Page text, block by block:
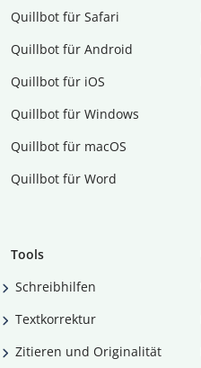
Quillbot für Safari
Quillbot für Android
Quillbot für iOS
Quillbot für Windows
Quillbot für macOS
Quillbot für Word
Tools
Schreibhilfen
Textkorrektur
Zitieren und Originalität